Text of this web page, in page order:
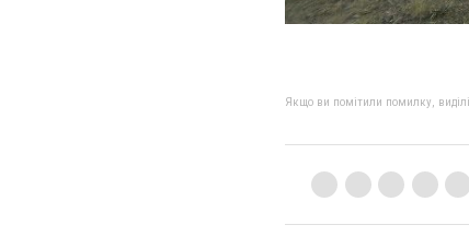
Якщо ви помітили помилку,